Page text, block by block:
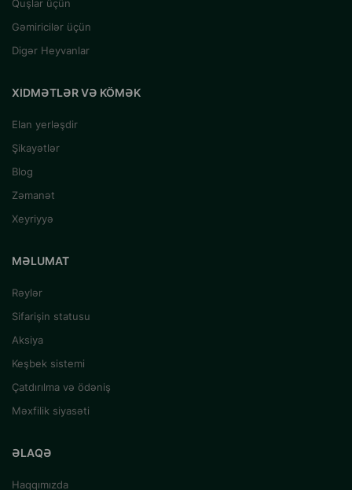
Quşlar üçün
Gəmiricilər üçün
Digər Heyvanlar
XIDMƏTLƏR VƏ KÖMƏK
Elan yerləşdir
Şikayətlər
Blog
Zəmanət
Xeyriyyə
MƏLUMAT
Rəylər
Sifarişin statusu
Aksiya
Keşbek sistemi
Çatdırılma və ödəniş
Məxfilik siyasəti
ƏLAQƏ
Haqqımızda